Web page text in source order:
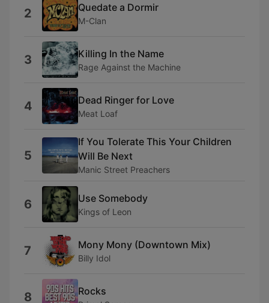
2 Quedate a Dormir
M-Clan
3 Killing In the Name
Rage Against the Machine
4 Dead Ringer for Love
Meat Loaf
5
If You Tolerate This Your Children
Will Be Next
Manic Street Preachers
6 Use Somebody
Kings of Leon
7 Mony Mony (Downtown Mix)
Billy Idol
8 Rocks